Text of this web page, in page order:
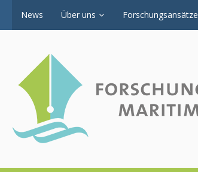
News Über uns Forschungsansätze